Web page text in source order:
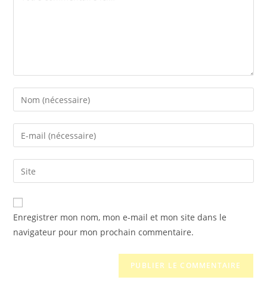
Enregistrer mon nom, mon e-mail et mon site dans le
navigateur pour mon prochain commentaire.